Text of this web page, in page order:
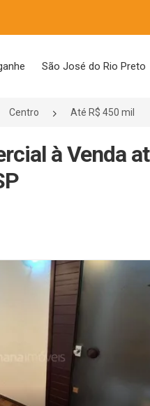
São José do Rio Preto
Centro Até R$ 450 mil
à Venda